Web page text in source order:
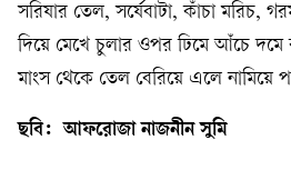
সরিষার তেল, সর্ষেবাটা, কাঁচা মরিচ,
দিয়ে মেখে চুলার ওপর ঢিমে আঁচে দমে
মাংস থেকে তেল বেরিয়ে এলে নামিয়ে
ছবি: আফরোজা নাজনীন সুমি